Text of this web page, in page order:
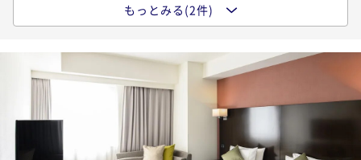
CANVAS STAY（朝食付き）
朝食付き 現地決済可 事前決済可
IN 15:00 - 25:00 OUT11:00
ポイント即利用で
¥ 21,948 ~
もっとみる(2件)